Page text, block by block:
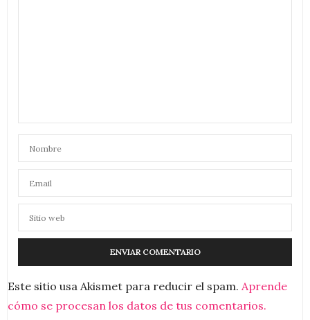
Este sitio usa Akismet para reducir el spam. Aprende
cómo se procesan los datos de tus comentarios.